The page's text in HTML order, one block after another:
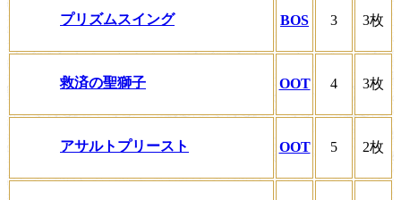
プリズムスイング BOS 3 3枚
救済の聖獅子 OOT 4 3枚
アサルトプリースト OOT 5 2枚